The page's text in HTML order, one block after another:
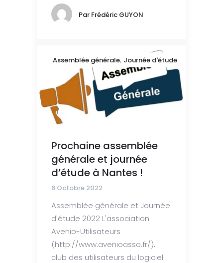
Par Frédéric GUYON
Assemblée générale, Journée d'étude
Prochaine assemblée
générale et journée
d’étude à Nantes !
6 Octobre 2022
Assemblée générale et Journée
d'étude 2022 L'association
Avenio-Utilisateurs
(http://www.avenioasso.fr/),
club des utilisateurs du logiciel